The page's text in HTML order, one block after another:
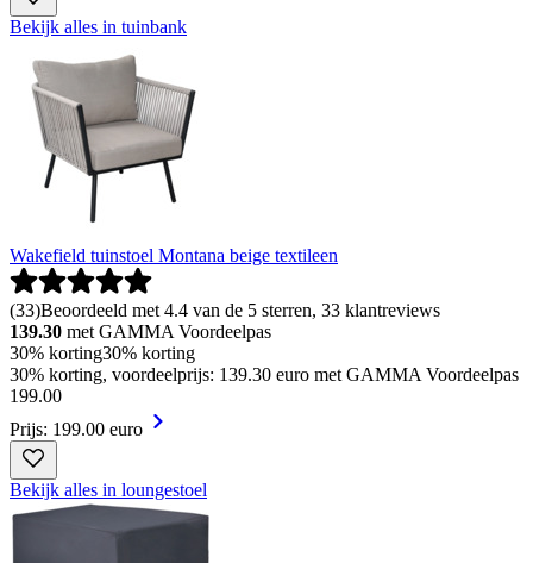
Bekijk alles in tuinbank
Wakefield tuinstoel Montana beige textileen
(33)Beoordeeld met 4.4 van de 5 sterren, 33 klantreviews
139.30 met GAMMA Voordeelpas
30% korting30% korting
30% korting, voordeelprijs: 139.30 euro met GAMMA Voordeelpas
199.00
Prijs: 199.00 euro
Bekijk alles in loungestoel